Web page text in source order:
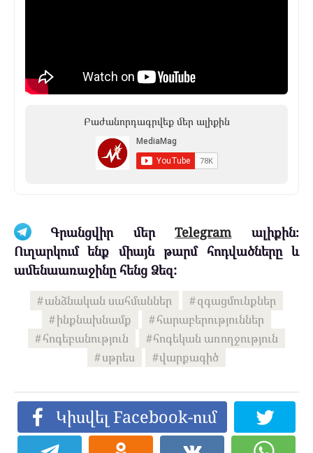
Բաժանորդագրվեք մեր ալիքին
Գրանցվիր մերTelegramալիքին։
Ուղարկում ենք միայն թարմ հոդվածները և
ամենաառաջինը հենց Ձեզ:
անձնական սահմաններ
զգացմունքներ
ինքնախնամք
հարաբերություններ
հոգեբանություն
հոգեկան առողջություն
սթրես
վարքագիծ
Կիսվել Facebook-ում